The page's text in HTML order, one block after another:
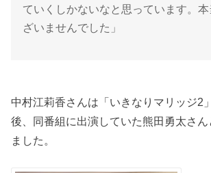
ていくしかないなと思っています。
ざいませんでした」
中村江莉香さんは「いきなりマリッジ2
後、同番組に出演していた熊田勇太さ
ました。